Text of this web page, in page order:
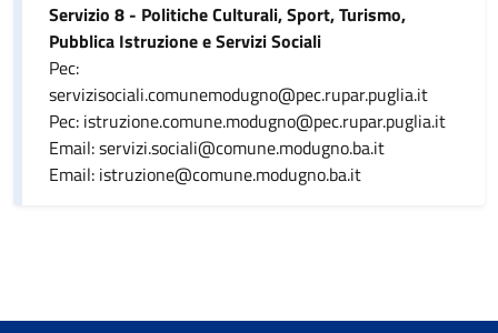
Servizio 8 - Politiche Culturali, Sport, Turismo,
Pubblica Istruzione e Servizi Sociali
Pec:
servizisociali.comunemodugno@pec.rupar.puglia.it
Pec: istruzione.comune.modugno@pec.rupar.puglia.it
Email: servizi.sociali@comune.modugno.ba.it
Email: istruzione@comune.modugno.ba.it